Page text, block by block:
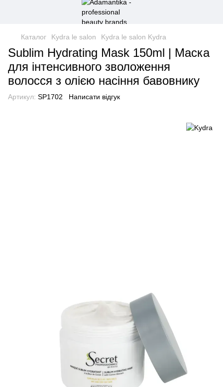
Каталог Kydra le salon Kydra le salon Kydra
Sublim Hydrating Mask 150ml | Маска
для інтенсивного зволоження
волосся з олією насіння бавовнику
Артикул: SP1702 Написати відгук